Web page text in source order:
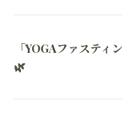
「YOGAファスティ
🌿